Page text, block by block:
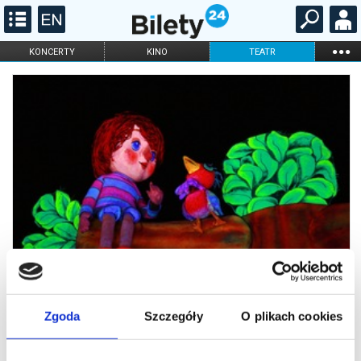
Zgoda Szczegóły O plikach cookies
KONCERTY KINO TEATR ...
FILHARMONIA OPERA I BALET